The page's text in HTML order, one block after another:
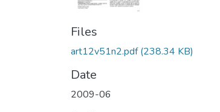
Files
art12v51n2.pdf(238.34 KB)
Date
2009-06